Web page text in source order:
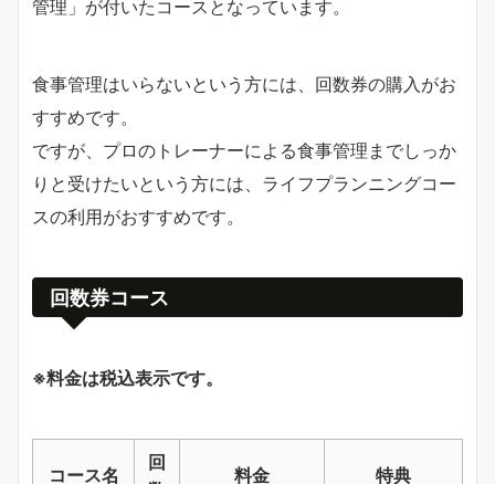
管理」が付いたコースとなっています。
食事管理はいらないという方には、回数券の購入がお
すすめです。
ですが、プロのトレーナーによる食事管理までしっか
りと受けたいという方には、ライフプランニングコー
スの利用がおすすめです。
回数券コース
※料金は税込表示です。
コース名
回
料金 特典